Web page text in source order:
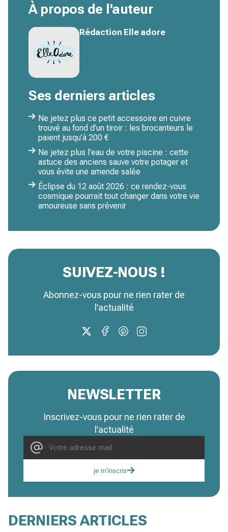
À propos de l'auteur
Rédaction Elle adore
Ses derniers articles
Ne jetez plus ce petit accessoire en cuivre
trouvé au fond d’un tiroir : les brocanteurs le
paient jusqu’à 200 €
Ne jetez plus l’eau de votre piscine : cette
astuce des anciens sauve votre potager et
vous évite une amende salée
Éclipse du 12 août 2026 : ce rendez-vous
cosmique pourrait tout changer dans votre vie
amoureuse sans prévenir
SUIVEZ-NOUS !
Abonnez-vous pour ne rien rater de
l’actualité
NEWSLETTER
Inscrivez-vous pour ne rien rater de
l’actualité
je m'inscris
DERNIERS ARTICLES